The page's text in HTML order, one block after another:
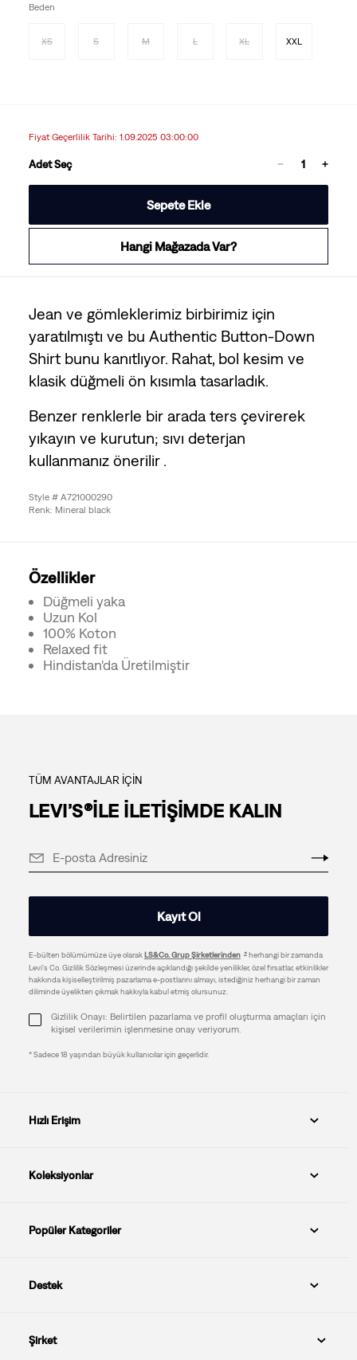
Beden
XS S M L XL XXL
Fiyat Geçerlilik Tarihi: 1.09.2025 03:00:00
Adet Seç
Sepete Ekle
Hangi Mağazada Var?
Jean ve gömleklerimiz birbirimiz için
yaratılmıştı ve bu Authentic Button-Down
Shirt bunu kanıtlıyor. Rahat, bol kesim ve
klasik düğmeli ön kısımla tasarladık.
Benzer renklerle bir arada ters çevirerek
yıkayın ve kurutun; sıvı deterjan
kullanmanız önerilir .
Style # A721000290
Renk: Mineral black
Özellikler
Düğmeli yaka
Uzun Kol
100% Koton
Relaxed fit
Hindistan'da Üretilmiştir
TÜM AVANTAJLAR İÇİN
LEVI’S®İLE İLETİŞİMDE KALIN
Kayıt Ol
E-bülten bölümümüze üye olarakLS&Co. Grup Şirketlerinden
herhangi bir zamanda
Levi's Co. Gizlilik Sözleşmesi üzerinde açıklandığı şekilde yenilikler, özel fırsatlar, etkinlikler
hakkında kişiselleştirilmiş pazarlama e-postlarını almayı, istediğiniz herhangi bir zaman
diliminde üyelikten çıkmak hakkıyla kabul etmiş olursunuz.
Gizlilik Onayı: Belirtilen pazarlama ve profil oluşturma amaçları için
kişisel verilerimin işlenmesine onay veriyorum.
* Sadece 18 yaşından büyük kullanıcılar için geçerlidir.
Hızlı Erişim
Koleksiyonlar
Popüler Kategoriler
Destek
Şirket